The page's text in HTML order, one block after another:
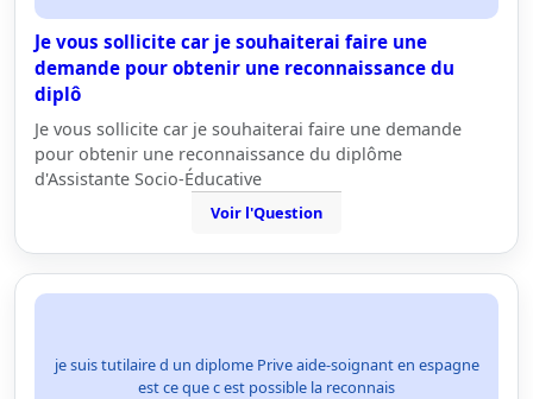
Je vous sollicite car je souhaiterai faire une
demande pour obtenir une reconnaissance du
diplô
Je vous sollicite car je souhaiterai faire une demande
pour obtenir une reconnaissance du diplôme
d'Assistante Socio-Éducative
Voir l'Question
je suis tutilaire d un diplome Prive aide-soignant en espagne
est ce que c est possible la reconnais